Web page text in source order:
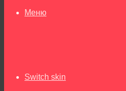
Меню
Switch skin